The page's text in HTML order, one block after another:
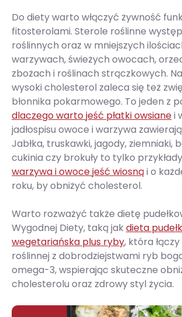
Do diety warto włączyć żywność
fitosterolami. Sterole roślinne
roślinnych oraz w mniejszych
warzywach, świeżych owocach,
zbożach i roślinach strączkowych.
wysoki cholesterol zaleca się też
błonnika pokarmowego. To jeden z
dlaczego warto jeść płatki owsianei
jadłospisu owoce i warzywa
Jabłka, truskawki, jagody, ziemniaki,
cukinia czy brokuły to tylko
warzywa i owoce jeść wiosnąi o
roku, by obniżyć cholesterol.
Warto rozważyć także dietę
Wygodnej Diety, taką jakdieta
wegetariańska plus ryby, która
roślinnej z dobrodziejstwami ryb
omega-3, wspierając skuteczne
cholesterolu oraz zdrowy styl życia.